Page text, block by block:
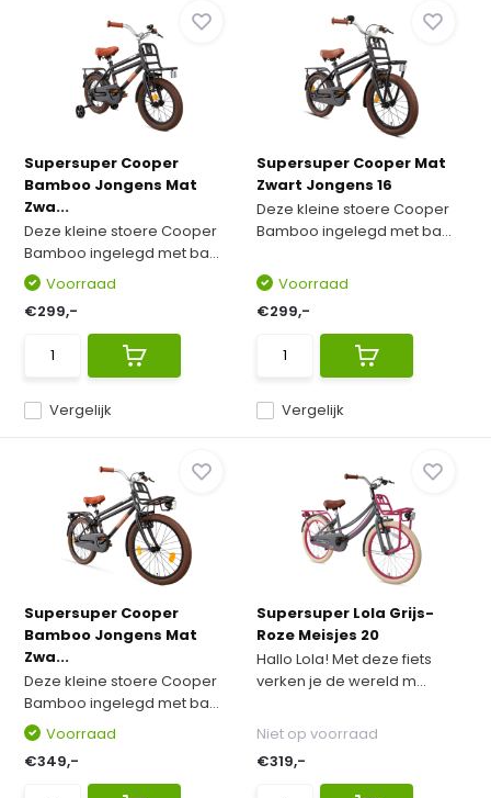
Supersuper Cooper
Bamboo Jongens Mat
Zwa...
Deze kleine stoere Cooper
Bamboo ingelegd met ba...
Vergelijk
Voorraad
€299,-
Supersuper Cooper Mat
Zwart Jongens 16
Deze kleine stoere Cooper
Bamboo ingelegd met ba...
Vergelijk
Voorraad
€299,-
Supersuper Cooper
Bamboo Jongens Mat
Zwa...
Deze kleine stoere Cooper
Bamboo ingelegd met ba...
Voorraad
€349,-
Supersuper Lola Grijs-
Roze Meisjes 20
Hallo Lola! Met deze fiets
verken je de wereld m...
Niet op voorraad
€319,-